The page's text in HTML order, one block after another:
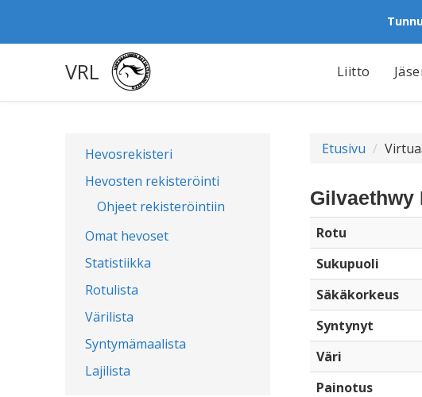
VRL Liitto
Hevosrekisteri
Hevosten rekisteröinti
Ohjeet rekisteröintiin
Omat hevoset
Statistiikka
Rotulista
Värilista
Syntymämaalista
Lajilista
Etusivu
Gilvaethwy
Rotu
Sukupuoli
Säkäkorkeus
Syntynyt
Väri
Painotus